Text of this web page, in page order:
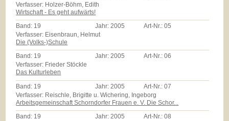
Verfasser: Holzer-Böhm, Edith
Wirtschaft - Es geht aufwärts!
Band: 19 Jahr: 2005 Art-Nr.:05
Verfasser: Eisenbraun, Helmut
Die (Volks-)Schule
Band: 19 Jahr:2005 Art-Nr.:06
Verfasser: Frieder Stöckle
Das Kulturleben
Band: 19 Jahr: 2005 Art-Nr.:07
Verfasser: Reischle, Brigitte u. Wichering, Ingeborg
Arbeitsgemeinschaft Schorndorfer Frauen e. V. Die Schor...
Band: 19 Jahr:2005 Art-Nr.:08